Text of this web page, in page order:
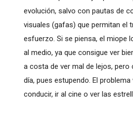
evolución, salvo con pautas de
visuales (gafas) que permitan el
esfuerzo. Si se piensa, el miope
al medio, ya que consigue ver
a costa de ver mal de lejos,
día, pues estupendo. El
conducir, ir al cine o ver las